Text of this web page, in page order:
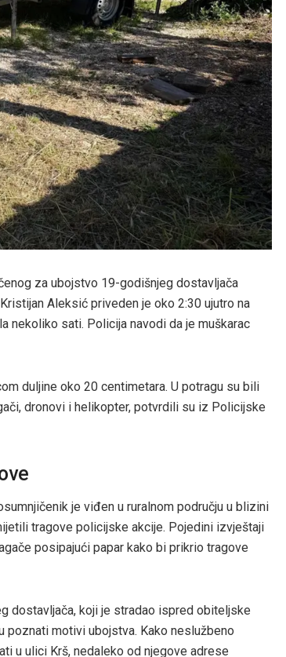
za ubojstvo 19-godišnjeg dostavljača
Aleksić priveden je oko 2:30 ujutro na
nekoliko sati. Policija navodi da je muškarac
duljine oko 20 centimetara. U potragu su bili
dronovi i helikopter, potvrdili su iz Policijske
je viđen u ruralnom području u blizini
tragove policijske akcije. Pojedini izvještaji
posipajući papar kako bi prikrio tragove
dostavljača, koji je stradao ispred obiteljske
poznati motivi ubojstva. Kako neslužbeno
u ulici Krš, nedaleko od njegove adrese